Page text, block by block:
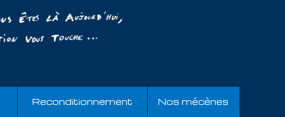
Reconditionnement Nos mécènes